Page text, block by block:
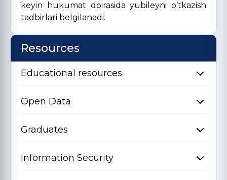
keyin hukumat doirasida yubileyni o’tkazish
tadbirlari belgilanadi.
Resources
Educational resources
Open Data
Graduates
Information Security